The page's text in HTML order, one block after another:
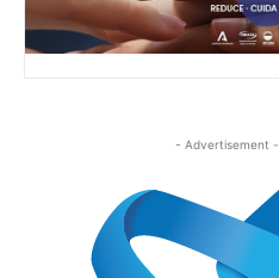
- Advertisement -